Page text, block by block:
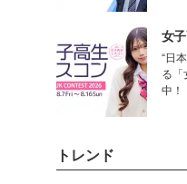
女
“日
る
中！
トレンド